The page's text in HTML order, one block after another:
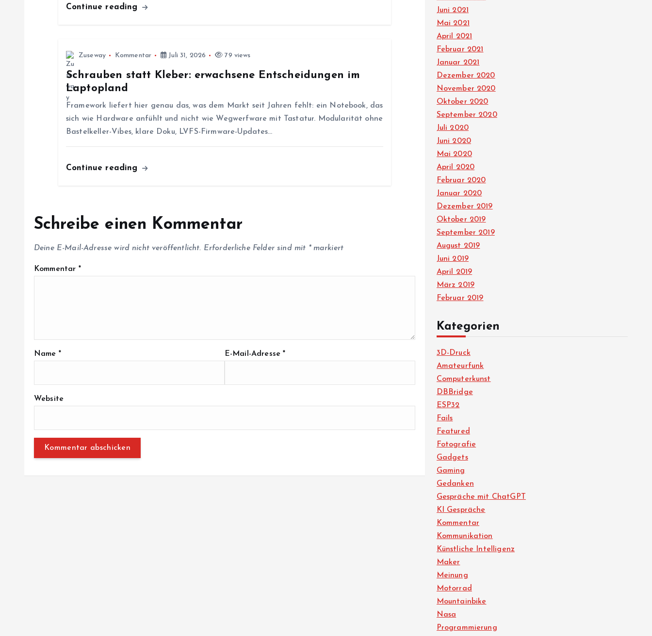
o
n
Continue reading
Zuseway Kommentar Juli 31, 2026 79 views
Schrauben statt Kleber: erwachsene Entscheidungen im
Laptopland
Framework liefert hier genau das, was dem Markt seit Jahren fehlt: ein Notebook, das
sich wie Hardware anfühlt und nicht wie Wegwerfware mit Tastatur. Modularität ohne
Bastelkeller-Vibes, klare Doku, LVFS-Firmware-Updates…
Continue reading
Schreibe einen Kommentar
Deine E-Mail-Adresse wird nicht veröffentlicht. Erforderliche Felder sind mit *markiert
Kommentar *
Name * E-Mail-Adresse*
Website
Juni 2021
Mai 2021
April 2021
Februar 2021
Januar 2021
Dezember 2020
November 2020
Oktober 2020
September 2020
Juli 2020
Juni 2020
Mai 2020
April 2020
Februar 2020
Januar 2020
Dezember 2019
Oktober 2019
September 2019
August 2019
Juni 2019
April 2019
März 2019
Februar 2019
Kategorien
3D-Druck
Amateurfunk
Computerkunst
DBBridge
ESP32
Fails
Featured
Fotografie
Gadgets
Gaming
Gedanken
Gespräche mit ChatGPT
KI Gespräche
Kommentar
Kommunikation
Künstliche Intelligenz
Maker
Meinung
Motorrad
Mountainbike
Nasa
Programmierung